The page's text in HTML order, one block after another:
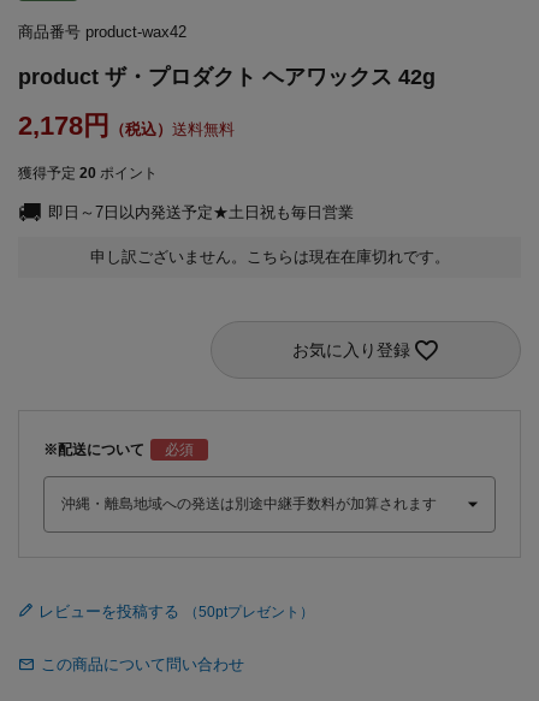
商品番号 product-wax42
product ザ・プロダクト ヘアワックス 42g
2,178 送料無料
獲得予定 20 ポイント
即日～7日以内発送予定★土日祝も毎日営業
申し訳ございません。こちらは現在在庫切れです。
お気に入り登録
※配送について
レビューを投稿する
この商品について問い合わせ